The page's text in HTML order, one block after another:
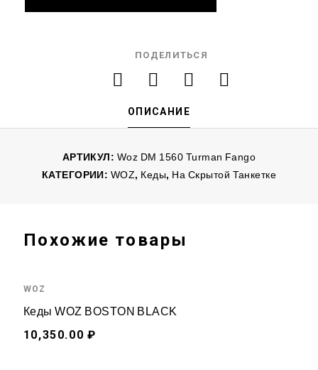
ПОДЕЛИТЬСЯ
ОПИСАНИЕ
АРТИКУЛ: Woz DM 1560 Turman Fango
КАТЕГОРИИ: WOZ, Кеды, На Скрытой Танкетке
Похожие товары
WOZ
Кеды WOZ BOSTON BLACK
10,350.00 ₽